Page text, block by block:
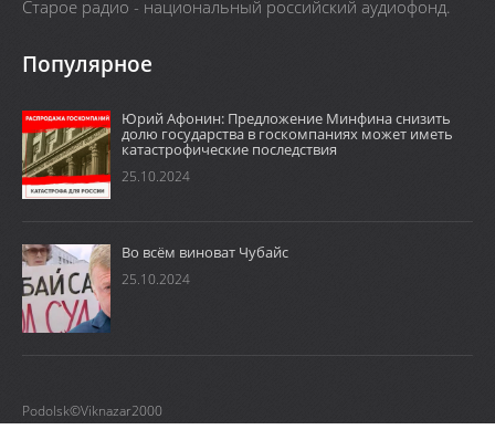
Старое радио - национальный российский аудиофонд.
Популярное
Юрий Афонин: Предложение Минфина снизить
долю государства в госкомпаниях может иметь
катастрофические последствия
25.10.2024
Во всём виноват Чубайс
25.10.2024
Podolsk©Viknazar2000